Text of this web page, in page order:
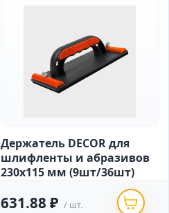
Держатель DECOR для
шлифленты и абразивов
230х115 мм (9шт/36шт)
631.88 ₽ / шт.